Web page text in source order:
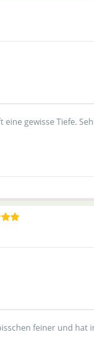
gewisse Tiefe.
feiner und hat